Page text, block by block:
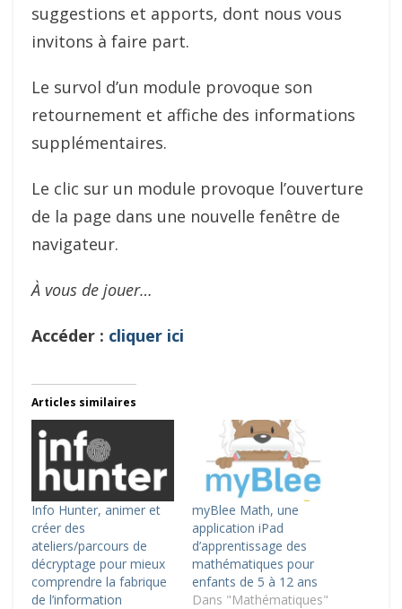
suggestions et apports, dont nous vous
invitons à faire part.
Le survol d’un module provoque son
retournement et affiche des informations
supplémentaires.
Le clic sur un module provoque l’ouverture
de la page dans une nouvelle fenêtre de
navigateur.
À vous de jouer…
Accéder : cliquer ici
Articles similaires
Info Hunter, animer et
créer des
ateliers/parcours de
décryptage pour mieux
comprendre la fabrique
de l’information
myBlee Math, une
application iPad
d’apprentissage des
mathématiques pour
enfants de 5 à 12 ans
Dans "Mathématiques"